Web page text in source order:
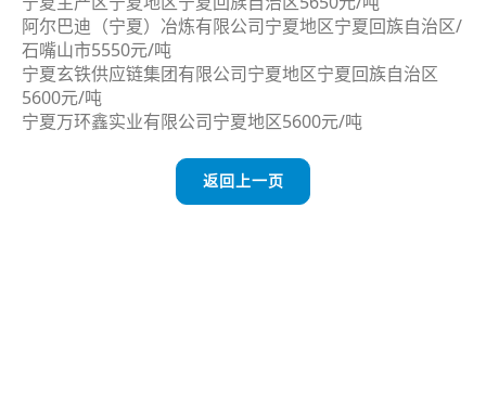
阿尔巴迪（宁夏）冶炼有限公司宁夏地区宁夏回族自治区/
石嘴山市5550元/吨
宁夏玄铁供应链集团有限公司宁夏地区宁夏回族自治区
5600元/吨
宁夏万环鑫实业有限公司宁夏地区5600元/吨
返回上一页